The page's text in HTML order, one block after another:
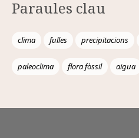
Paraules clau
clima fulles precipitacions
paleoclima flora fòssil aigua